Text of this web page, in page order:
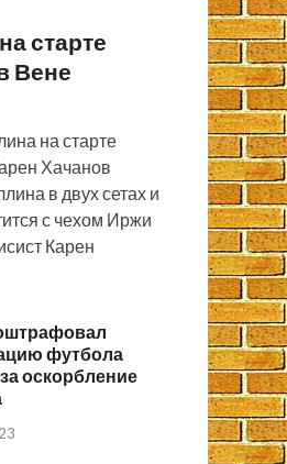
старте
Вене
на старте
Хачанов
в двух сетах и
с чехом Иржи
Карен
футбола
оскорбление